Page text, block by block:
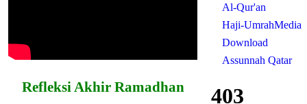
Refleksi Akhir Ramadhan
Al-Qur'an
Haji-UmrahMedia
Download
Assunnah Qatar